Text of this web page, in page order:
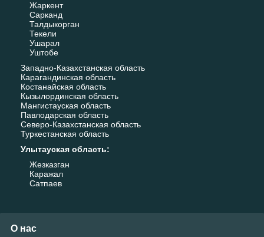
Жаркент
Сарканд
Талдыкорган
Текели
Ушарал
Уштобе
Западно-Казахстанская область
Карагандинская область
Костанайская область
Кызылординская область
Мангистауская область
Павлодарская область
Северо-Казахстанская область
Туркестанская область
Улытауская область:
Жезказган
Каражал
Сатпаев
О нас